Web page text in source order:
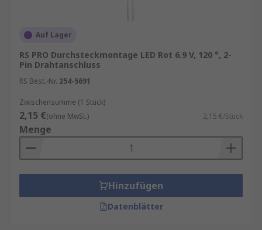
Auf Lager
RS PRO Durchsteckmontage LED Rot 6.9 V, 120 °, 2-
Pin Drahtanschluss
RS Best.-Nr. 254-5691
Zwischensumme (1 Stück)
2,15 €(ohne MwSt.) 2,15 €/Stück
Menge
Hinzufügen
Datenblätter